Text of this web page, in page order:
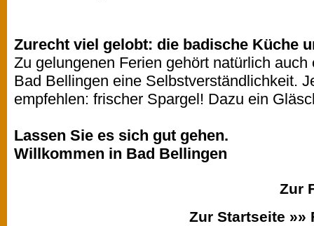
Zurecht viel gelobt: die badische Küche
Zu gelungenen Ferien gehört natürlich
Bad Bellingen eine Selbstverständlichkeit.
empfehlen: frischer Spargel! Dazu ein
Lassen Sie es sich gut gehen.
Willkommen in Bad Bellingen
Zur
Zur Startseite »»